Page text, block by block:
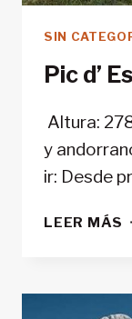
SIN
Pic d’
Altura:
y
ir: Desde
LEER MÁS